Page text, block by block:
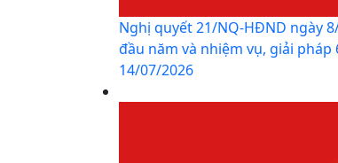
Nghị quyết 21/NQ-HĐND ngày
đầu năm và nhiệm vụ, giải pháp
14/07/2026